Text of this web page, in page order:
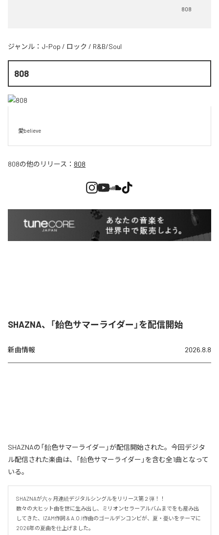
808
ジャンル： J-Pop / ロック / R&B/Soul
808
愛believe
808の他のリリース： 808
SHAZNA、「飴色サマーライダー」を配信開始
新曲情報 2026.8.8
SHAZNAの「飴色サマーライダー」が配信開始された。今回デジタ
ル配信された楽曲は、「飴色サマーライダー」を含む全1曲となって
いる。
SHAZNAが六ヶ月連続デジタルシングルをリリース第２弾！！
数々の大ヒット曲を世に生み出し、ミリオンセラーアルバムまでをも産み出
してきた、IZAM作詞 & A.O.I作曲のゴールデンコンビが、夏・憂いをテーマに
2026年の夏曲を仕上げました。